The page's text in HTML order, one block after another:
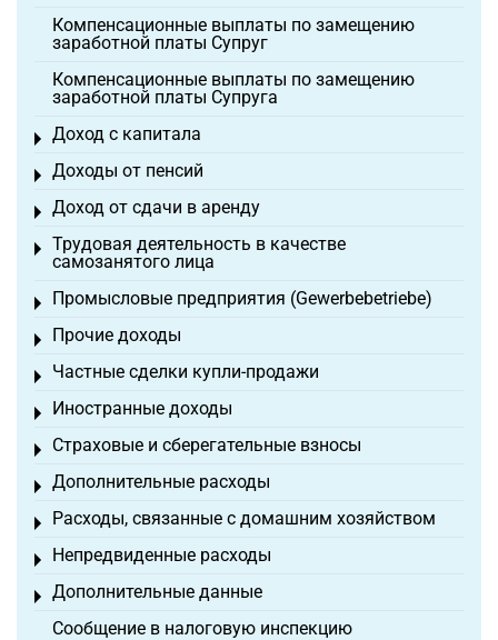
Компенсационные выплаты по замещению
заработной платы Супруг
Компенсационные выплаты по замещению
заработной платы Супруга
Доход с капитала
Toggle menu
Доходы от пенсий
Toggle menu
Доход от сдачи в аренду
Toggle menu
Трудовая деятельность в качестве
самозанятого лица
Toggle menu
Промысловые предприятия (Gewerbebetriebe)
Toggle menu
Прочие доходы
Toggle menu
Частные сделки купли-продажи
Toggle menu
Иностранные доходы
Toggle menu
Страховые и сберегательные взносы
Toggle menu
Дополнительные расходы
Toggle menu
Расходы, связанные с домашним хозяйством
Toggle menu
Непредвиденные расходы
Toggle menu
Дополнительные данные
Toggle menu
Сообщение в налоговую инспекцию